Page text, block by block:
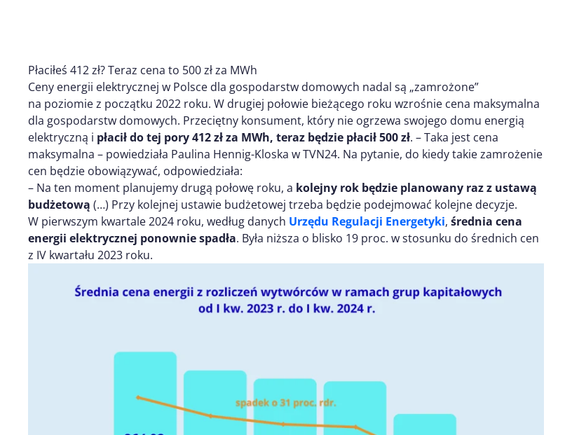
Płaciłeś 412 zł? Teraz cena to 500 zł za MWh
Ceny energii elektrycznej w Polsce dla gospodarstw domowych nadal są „zamrożone”
na poziomie z początku 2022 roku. W drugiej połowie bieżącego roku wzrośnie cena maksymalna
dla gospodarstw domowych. Przeciętny konsument, który nie ogrzewa swojego domu energią
elektryczną i płacił do tej pory 412 zł za MWh, teraz będzie płacił 500 zł. – Taka jest cena
maksymalna – powiedziała Paulina Hennig-Kloska w TVN24. Na pytanie, do kiedy takie zamrożenie
cen będzie obowiązywać, odpowiedziała:
– Na ten moment planujemy drugą połowę roku, a kolejny rok będzie planowany raz z ustawą
budżetową (…) Przy kolejnej ustawie budżetowej trzeba będzie podejmować kolejne decyzje.
W pierwszym kwartale 2024 roku, według danych Urzędu Regulacji Energetyki, średnia cena
energii elektrycznej ponownie spadła. Była niższa o blisko 19 proc. w stosunku do średnich cen
z IV kwartału 2023 roku.